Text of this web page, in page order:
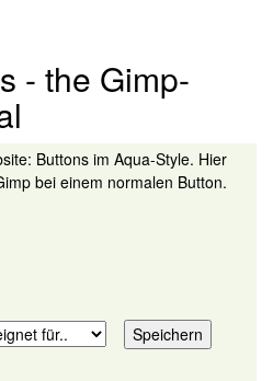
- the Gimp-
Buttons im Aqua-Style. Hier
bei einem normalen Button.